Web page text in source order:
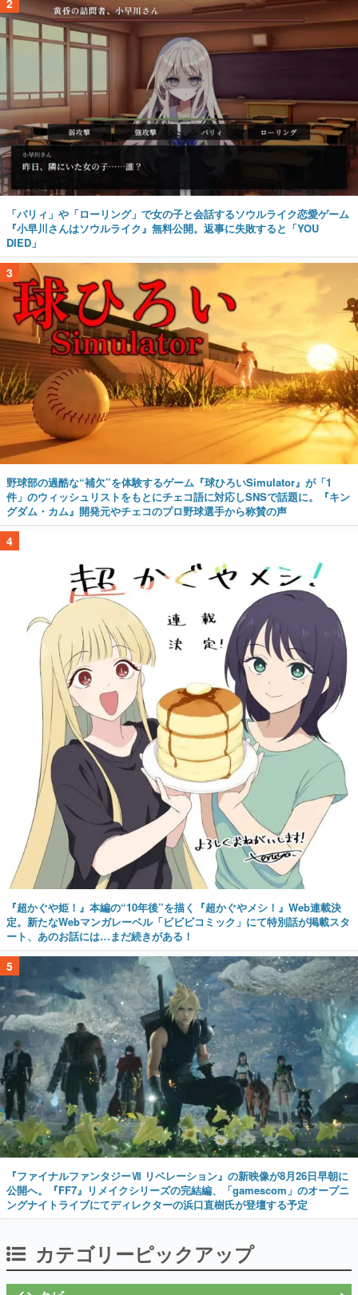
2
「パリィ」や「ローリング」で女の子と会話するソウルライク恋愛ゲーム
『小早川さんはソウルライク』無料公開。返事に失敗すると「YOU
DIED」
3
野球部の過酷な“補欠”を体験するゲーム『球ひろいSimulator』が「1
件」のウィッシュリストをもとにチェコ語に対応しSNSで話題に。『キン
グダム・カム』開発元やチェコのプロ野球選手から称賛の声
4
『超かぐや姫！』本編の“10年後”を描く『超かぐやメシ！』Web連載決
定。新たなWebマンガレーベル「ビビビコミック」にて特別話が掲載スタ
ート、あのお話には…まだ続きがある！
5
『ファイナルファンタジーⅦ リベレーション』の新映像が8月26日早朝に
公開へ。『FF7』リメイクシリーズの完結編、「gamescom」のオープニ
ングナイトライブにてディレクターの浜口直樹氏が登壇する予定
カテゴリーピックアップ